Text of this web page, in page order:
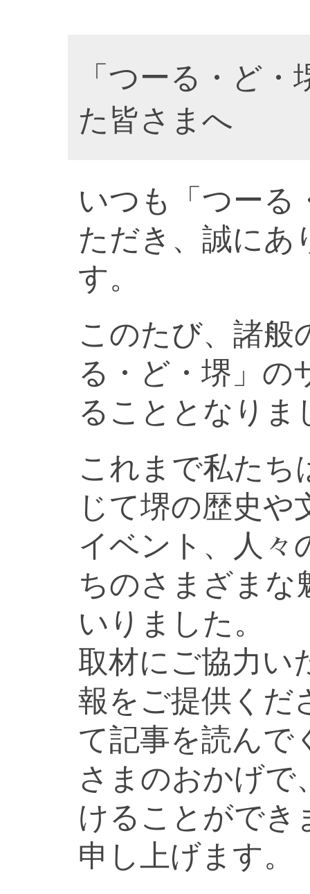
「つーる・ど
た皆さまへ
いつも「つーる
ただき、誠にあ
す。
このたび、諸般
る・ど・堺」の
ることとなりま
これまで私たち
じて堺の歴史や
イベント、人々
ちのさまざまな
いりました。
取材にご協力い
報をご提供くだ
て記事を読んで
さまのおかげで
けることができ
申し上げます。